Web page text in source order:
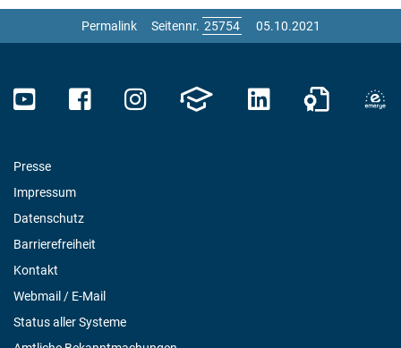
Permalink Seitennr. 05.10.2021
Presse
Impressum
Datenschutz
Barrierefreiheit
Kontakt
Webmail / E-Mail
Status aller Systeme